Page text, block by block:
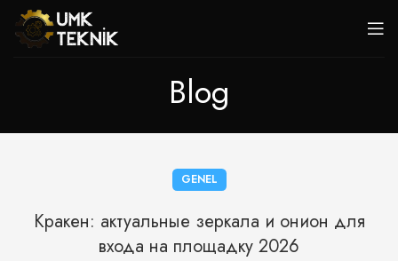
Blog
GENEL
Кракен: актуальные зеркала и онион для
входа на площадку 2026